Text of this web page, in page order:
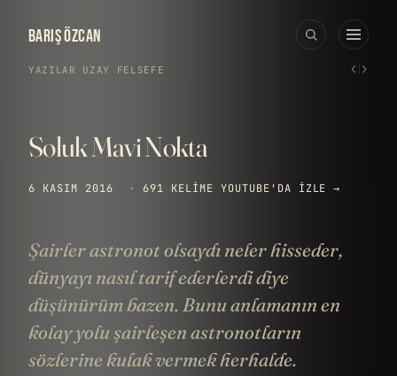
BARIŞ ÖZCAN
YAZILAR UZAY FELSEFE ‹›
Soluk Mavi Nokta
6 KASIM 2016 · 691 KELIME YOUTUBE'DA IZLE →
Şairler astronot olsaydı neler hisseder,
dünyayı nasıl tarif ederlerdi diye
düşünürüm bazen. Bunu anlamanın en
kolay yolu şairleşen astronotların
sözlerine kulak vermek herhalde.